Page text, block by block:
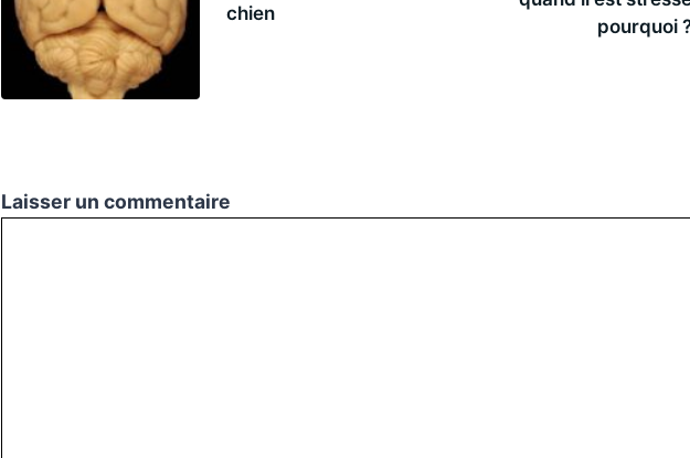
chien
pourquoi
Laisser un commentaire